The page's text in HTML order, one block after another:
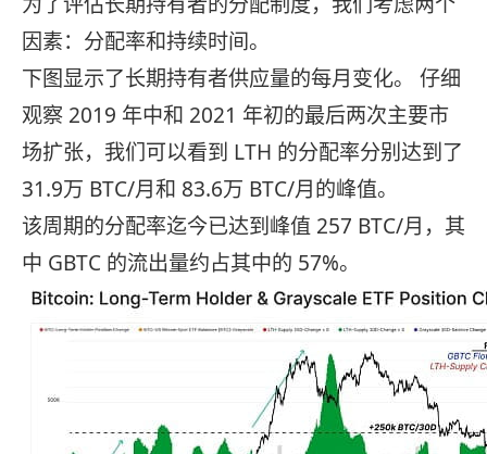
因素：分配率和持续时间。
下图显示了长期持有者供应量的每月变化。 仔细
观察 2019 年中和 2021 年初的最后两次主要市
场扩张，我们可以看到 LTH 的分配率分别达到了
31.9万 BTC/月和 83.6万 BTC/月的峰值。
该周期的分配率迄今已达到峰值 257 BTC/月，其
中 GBTC 的流出量约占其中的 57%。